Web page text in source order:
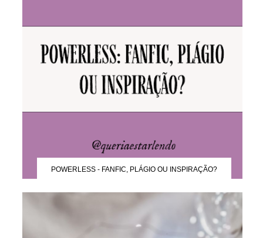
POWERLESS - FANFIC, PLÁGIO OU INSPIRAÇÃO?